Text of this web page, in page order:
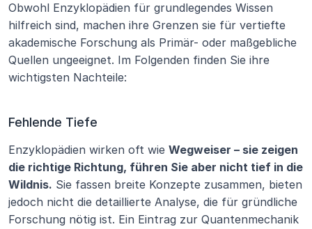
Obwohl Enzyklopädien für grundlegendes Wissen
hilfreich sind, machen ihre Grenzen sie für vertiefte
akademische Forschung als Primär- oder maßgebliche
Quellen ungeeignet. Im Folgenden finden Sie ihre
wichtigsten Nachteile:
Fehlende Tiefe
Enzyklopädien wirken oft wie Wegweiser – sie zeigen
die richtige Richtung, führen Sie aber nicht tief in die
Wildnis. Sie fassen breite Konzepte zusammen, bieten
jedoch nicht die detaillierte Analyse, die für gründliche
Forschung nötig ist. Ein Eintrag zur Quantenmechanik